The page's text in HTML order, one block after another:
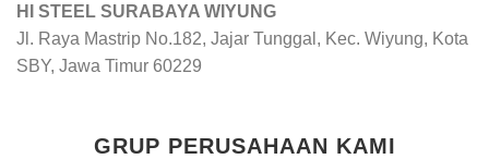
HI STEEL SURABAYA WIYUNG
Jl. Raya Mastrip No.182, Jajar Tunggal, Kec. Wiyung, Kota
SBY, Jawa Timur 60229
GRUP PERUSAHAAN KAMI